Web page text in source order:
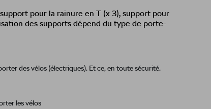
pour la rainure en T (x 3), support pour
des supports dépend du type de porte-
des vélos (électriques). Et ce, en toute sécurité.
les vélos